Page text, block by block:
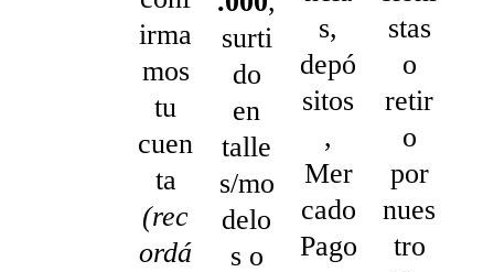
irma
mos
tu
cuen
ta
(rec
ordá
surti
do
en
talle
s/mo
delo
s o
s,
depó
sitos
,
Mer
cado
Pago
stas
o
retir
o
por
nues
tro